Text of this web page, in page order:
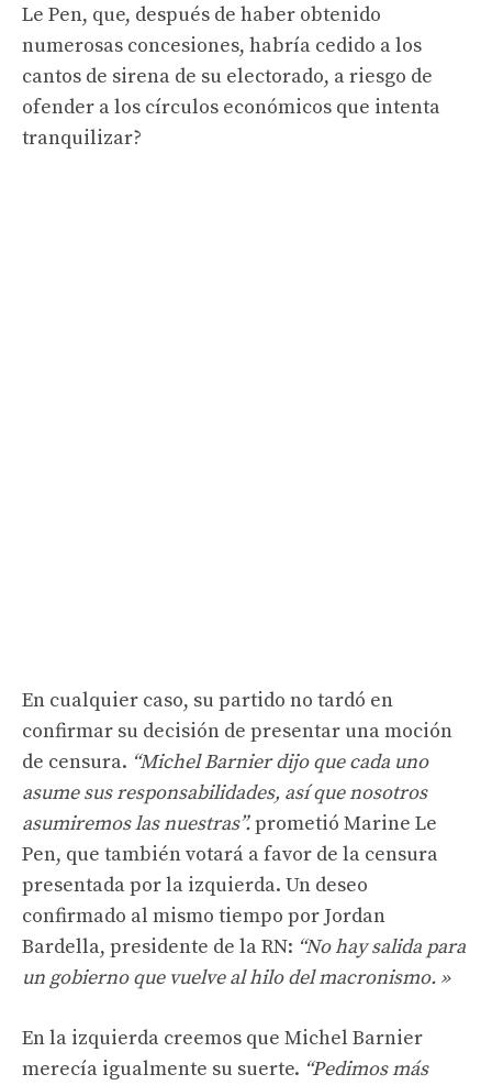
Le Pen, que, después de haber obtenido
numerosas concesiones, habría cedido a los
cantos de sirena de su electorado, a riesgo de
ofender a los círculos económicos que intenta
tranquilizar?
En cualquier caso, su partido no tardó en
confirmar su decisión de presentar una moción
de censura. “Michel Barnier dijo que cada uno
asume sus responsabilidades, así que nosotros
asumiremos las nuestras”.prometió Marine Le
Pen, que también votará a favor de la censura
presentada por la izquierda. Un deseo
confirmado al mismo tiempo por Jordan
Bardella, presidente de la RN: “No hay salida para
un gobierno que vuelve al hilo del macronismo. »
En la izquierda creemos que Michel Barnier
merecía igualmente su suerte. “Pedimos más